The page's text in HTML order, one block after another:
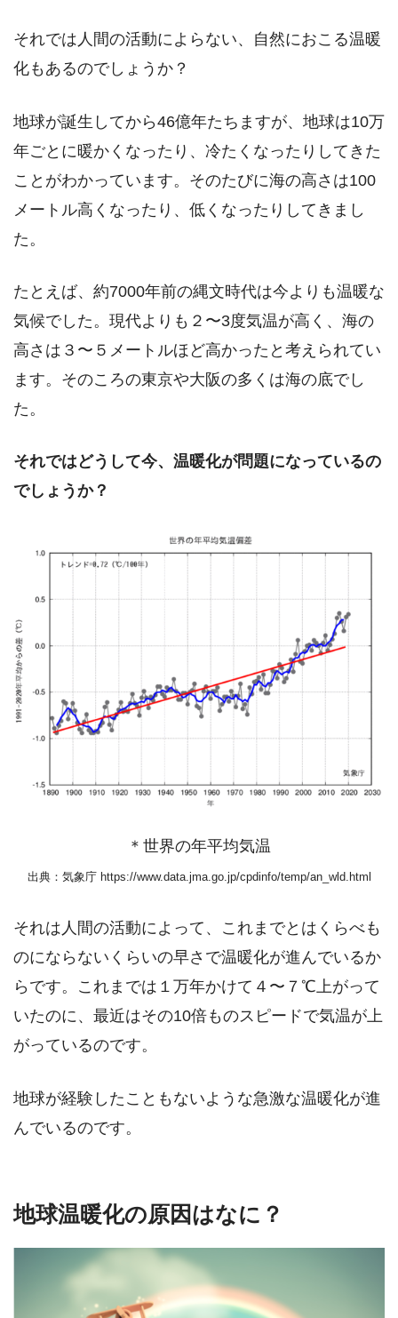
それでは人間の活動によらない、自然におこる温暖
化もあるのでしょうか？
地球が誕生してから46億年たちますが、地球は10万
年ごとに暖かくなったり、冷たくなったりしてきた
ことがわかっています。そのたびに海の高さは100
メートル高くなったり、低くなったりしてきまし
た。
たとえば、約7000年前の縄文時代は今よりも温暖な
気候でした。現代よりも２〜3度気温が高く、海の
高さは３〜５メートルほど高かったと考えられてい
ます。そのころの東京や大阪の多くは海の底でし
た。
それではどうして今、温暖化が問題になっているの
でしょうか？
＊世界の年平均気温
出典：気象庁 https://www.data.jma.go.jp/cpdinfo/temp/an_wld.html
それは人間の活動によって、これまでとはくらべも
のにならないくらいの早さで温暖化が進んでいるか
らです。これまでは１万年かけて４〜７℃上がって
いたのに、最近はその10倍ものスピードで気温が上
がっているのです。
地球が経験したこともないような急激な温暖化が進
んでいるのです。
地球温暖化の原因はなに？